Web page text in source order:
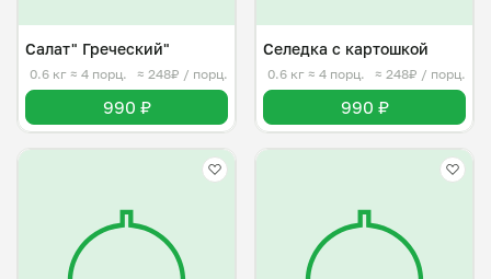
Салат" Греческий"
0.6 кг ≈ 4 порц. ≈ 248₽ / порц.
990 ₽
Селедка с картошкой
0.6 кг ≈ 4 порц. ≈ 248₽ / порц.
990 ₽